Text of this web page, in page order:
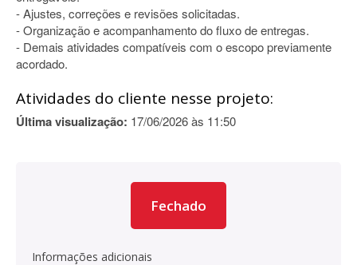
- Ajustes, correções e revisões solicitadas.
- Organização e acompanhamento do fluxo de entregas.
- Demais atividades compatíveis com o escopo previamente
acordado.
Atividades do cliente nesse projeto:
Última visualização: 17/06/2026 às 11:50
Fechado
Informações adicionais